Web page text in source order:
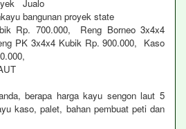
Jualo
bangunan proyek state
Rp. 700.000, Reng Borneo 3x4x4
PK 3x4x4 Kubik Rp. 900.000, Kaso
berapa harga kayu sengon laut 5
kaso, palet, bahan pembuat peti dan